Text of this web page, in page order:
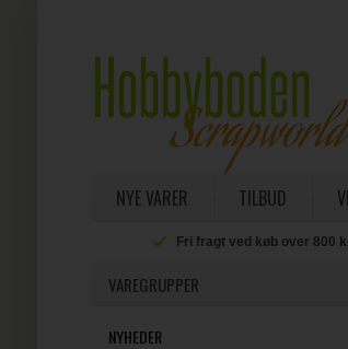
NYE VARER TILBUD
Fri fragt ved køb over 800
VAREGRUPPER
NYHEDER